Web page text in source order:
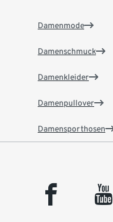
Damenmode
Damenschmuck
Damenkleider
Damenpullover
Damensporthosen
facebook youtube